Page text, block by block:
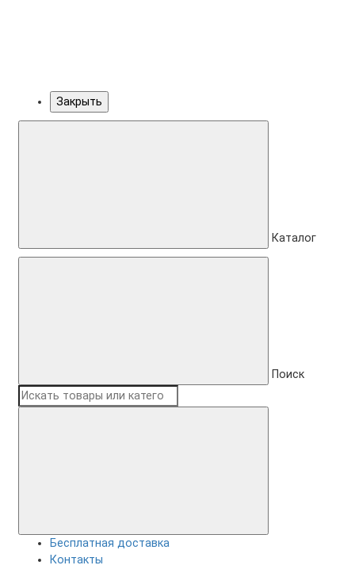
Закрыть
Каталог
Поиск
Бесплатная доставка
Контакты